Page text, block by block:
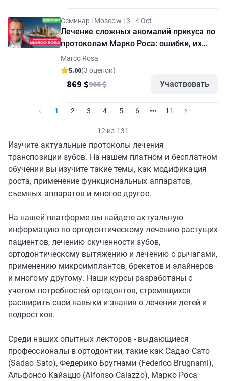
Семинар | Moscow | 3 - 4 Oct
Лечение сложных аномалий прикуса по
протоколам Марко Роса: ошибки, их
профилактика и исправление. Пакет
"Комфорт"
Marco Rosa
5.00(3 оценок)
869 $966 $ Участвовать
1 2 3 4 5 6 11
12 из 131
Изучите актуальные протоколы лечения
транспозиции зубов. На нашем платном и бесплатном
обучении вы изучите такие темы, как модификация
роста, применение функциональных аппаратов,
съемных аппаратов и многое другое.
На нашей платформе вы найдете актуальную
информацию по ортодонтическому лечению растущих
пациентов, лечению скученности зубов,
ортодонтическому вытяжению и лечению с рычагами,
применению микроимплантов, брекетов и элайнеров
и многому другому. Наши курсы разработаны с
учетом потребностей ортодонтов, стремящихся
расширить свои навыки и знания о лечении детей и
подростков.
Среди наших опытных лекторов - выдающиеся
профессионалы в ортодонтии, такие как Садао Сато
(Sadao Sato), Федерико Бругнами (Federico Brugnami),
Альфонсо Кайаццо (Alfonso Caiazzo), Марко Роса